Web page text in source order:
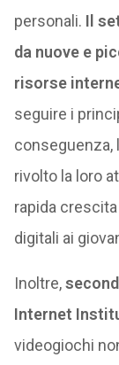
personali. Il
da nuove e
risorse
seguire i
conseguenza,
rivolto la loro
rapida
digitali ai
Inoltre,
Internet
videogiochi